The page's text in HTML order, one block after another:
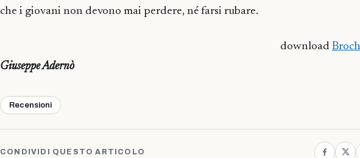
che i giovani non devono mai perdere, né farsi rubare.
download
Giuseppe Adernò
Recensioni
CONDIVIDI QUESTO ARTICOLO